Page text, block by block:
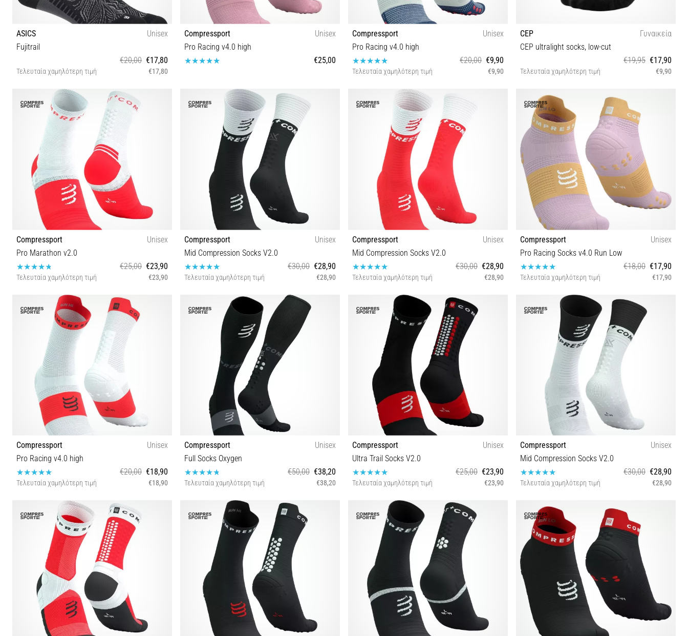
ASICS
Unisex
Fujitrail
€20,00 €17,80
Τελευταία χαμηλότερη τιμή €17,80
S M L
Compressport
Unisex
Pro Racing v4.0 high
€25,00
T2 T3 T4
Compressport
Unisex
Pro Racing v4.0 high
€20,00 €9,90
Τελευταία χαμηλότερη τιμή €9,90
T2
CEP
Γυναικεία
CEP ultralight socks, low-cut
€19,95 €17,90
Τελευταία χαμηλότερη τιμή €9,90
Compressport
Unisex
Pro Marathon v2.0
€25,00 €23,90
Τελευταία χαμηλότερη τιμή €23,90
Compressport
Unisex
Mid Compression Socks V2.0
€30,00 €28,90
Τελευταία χαμηλότερη τιμή €28,90
T1 T2 T3 T4
Compressport
Unisex
Mid Compression Socks V2.0
€30,00 €28,90
Τελευταία χαμηλότερη τιμή €28,90
T1 T2 T4
Compressport
Unisex
Pro Racing Socks v4.0 Run Low
€18,00 €17,90
Τελευταία χαμηλότερη τιμή €17,90
T4
Compressport
Unisex
Pro Racing v4.0 high
€20,00 €18,90
Τελευταία χαμηλότερη τιμή €18,90
T1 T2
Compressport
Unisex
Full Socks Oxygen
€50,00 €38,20
Τελευταία χαμηλότερη τιμή €38,20
Compressport
Unisex
Ultra Trail Socks V2.0
€25,00 €23,90
Τελευταία χαμηλότερη τιμή €23,90
T1 T2
Compressport
Unisex
Mid Compression Socks V2.0
€30,00 €28,90
Τελευταία χαμηλότερη τιμή €28,90
T1 T2 T3 T4